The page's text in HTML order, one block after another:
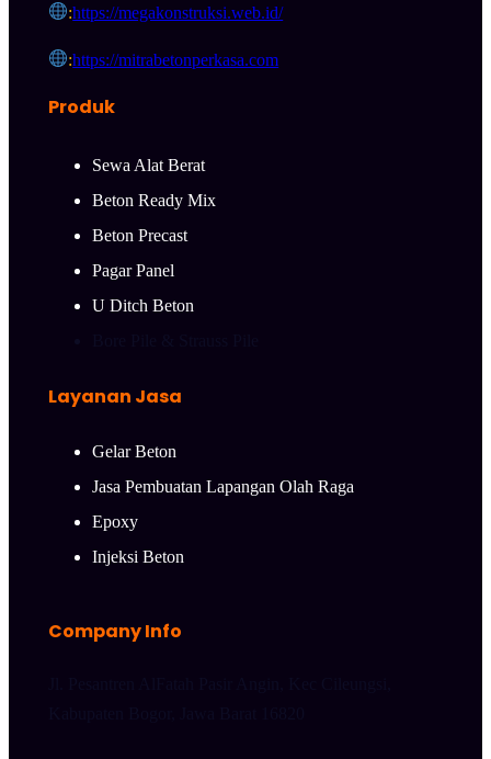
:https://megakonstruksi.web.id/
:https://mitrabetonperkasa.com
Produk
Sewa Alat Berat
Beton Ready Mix
Beton Precast
Pagar Panel
U Ditch Beton
Layanan Jasa
Gelar Beton
Jasa Pembuatan Lapangan Olah Raga
Epoxy
Injeksi Beton
Company Info